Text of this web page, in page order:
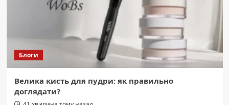
Блоги
Велика кисть для пудри: як правильно
доглядати?